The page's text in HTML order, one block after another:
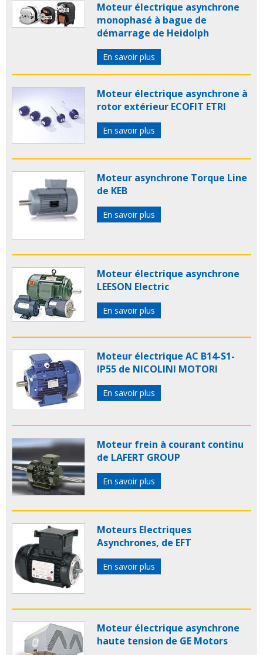
Moteur électrique asynchrone
monophasé à bague de
démarrage de Heidolph
En savoir plus
Moteur électrique asynchrone à
rotor extérieur ECOFIT ETRI
En savoir plus
Moteur asynchrone Torque Line
de KEB
En savoir plus
Moteur électrique asynchrone
LEESON Electric
En savoir plus
Moteur électrique AC B14-S1-
IP55 de NICOLINI MOTORI
En savoir plus
Moteur frein à courant continu
de LAFERT GROUP
En savoir plus
Moteurs Electriques
Asynchrones, de EFT
En savoir plus
Moteur électrique asynchrone
haute tension de GE Motors